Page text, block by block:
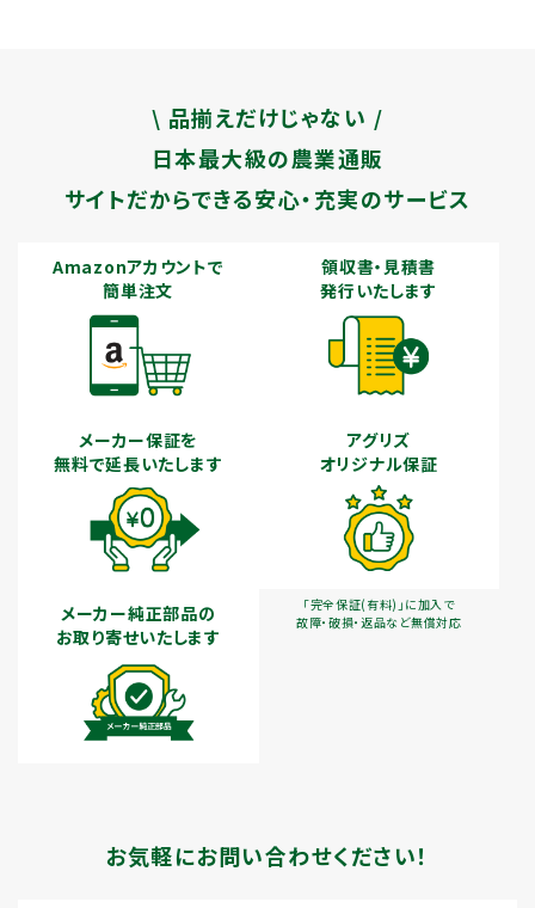
\ 品揃えだけじゃない /
日本最大級の農業通販
サイトだからできる安心・充実のサービス
Amazonアカウントで
簡単注文
領収書・見積書
発行いたします
メーカー保証を
無料で延長いたします
アグリズ
オリジナル保証
「完全保証(有料)」に加入で
故障・破損・返品など無償対応
メーカー純正部品の
お取り寄せいたします
お気軽にお問い合わせください！